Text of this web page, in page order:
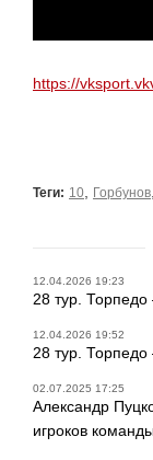
https://
Теги: 10 Горбунов
12.04.2026 19:23
28 тур.
12.04.2026 19:52
28 тур. Торпедо
02.07.2025 17:25
Александр
игроков